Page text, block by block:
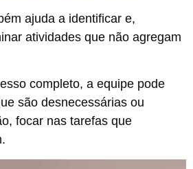
ajuda a identificar e,
atividades que não agregam
completo, a equipe pode
são desnecessárias ou
focar nas tarefas que